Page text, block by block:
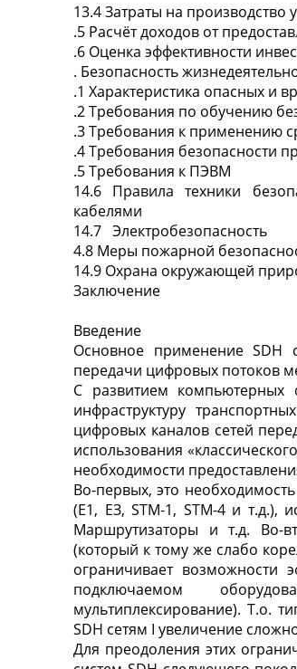
13.4 Затраты на производство
.5 Расчёт доходов от
.6 Оценка эффективности
. Безопасность
.1 Характеристика опасных и
.2 Требования по обучению
.3 Требования к применению
.4 Требования безопасности
.5 Требования к ПЭВМ
14.6 Правила техники
кабелями
14.7 Электробезопасность
4.8 Меры пожарной
14.9 Охрана окружающей
Заключение
Введение
Основное применение SDH
передачи цифровых потоков
С развитием компьютерных
инфраструктуру
цифровых каналов сетей
использования
необходимости
Во-первых, это
(Е1, ЕЗ, STM-1, STM-4 и т.д.),
Маршрутизаторы и т.д. Во-
(который к тому же слабо
ограничивает возможности
подключаемом
мультиплексирование). Т.о.
SDH сетям I увеличение
Для преодоления этих